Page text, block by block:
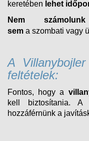
keretében lehet
Nem
sem a szombati vagy
A
feltételek:
Fontos, hogy a
kell biztosítania. A
hozzáférnünk a